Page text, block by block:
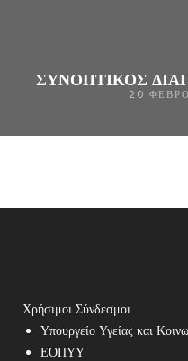
20
Χρήσιμοι Σύνδεσμοι
Υπουργείο Υγείας και
ΕΟΠΥΥ